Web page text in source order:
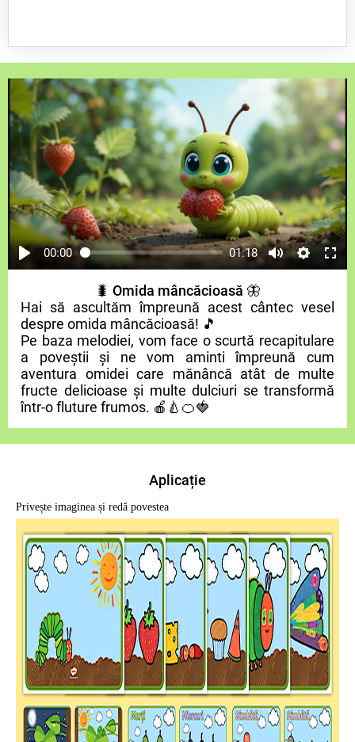
00:00 01:18
🐛 Omida mâncăcioasă 🦋
Hai să ascultăm împreună acest cântec vesel
despre omida mâncăcioasă! 🎵
Pe baza melodiei, vom face o scurtă recapitulare
a poveștii și ne vom aminti împreună cum
aventura omidei care mănâncă atât de multe
fructe delicioase și multe dulciuri se transformă
într-o fluture frumos. 🍎🍐🍊🍓
Aplicație
Privește imaginea și redă povestea